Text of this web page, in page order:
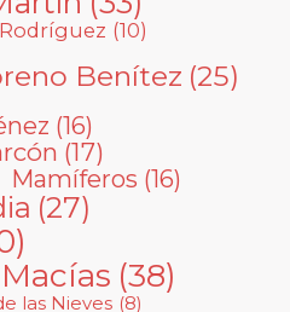
(10)
Benítez (25)
(16)
(17)
Mamíferos (16)
(27)
(38)
las Nieves (8)